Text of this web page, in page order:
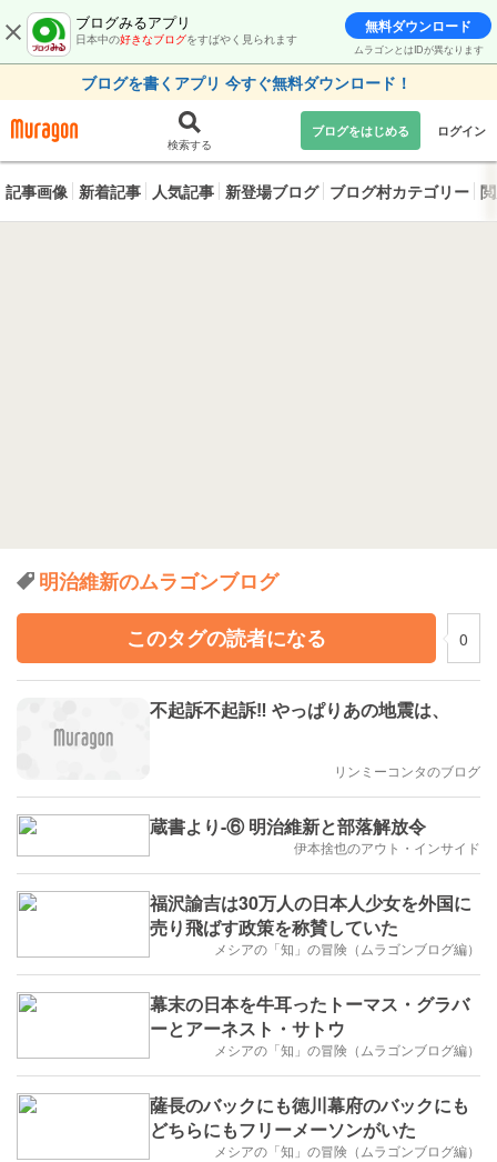
ブログみるアプリ
日本中の好きなブログをすばやく見られます
無料ダウンロード
ムラゴンとはIDが異なります
ブログを書くアプリ 今すぐ無料ダウンロード！
検索する
ブログをはじめる ログイン
記事画像 新着記事 人気記事 新登場ブログ ブログ村カテゴリー
明治維新のムラゴンブログ
このタグの読者になる
0
不起訴不起訴‼ やっぱりあの地震は、
リンミーコンタのブログ
蔵書より-⑥ 明治維新と部落解放令
伊本捨也のアウト・インサイド
福沢諭吉は30万人の日本人少女を外国に
売り飛ばす政策を称賛していた
メシアの「知」の冒険（ムラゴンブログ編）
幕末の日本を牛耳ったトーマス・グラバ
ーとアーネスト・サトウ
メシアの「知」の冒険（ムラゴンブログ編）
薩長のバックにも徳川幕府のバックにも
どちらにもフリーメーソンがいた
メシアの「知」の冒険（ムラゴンブログ編）